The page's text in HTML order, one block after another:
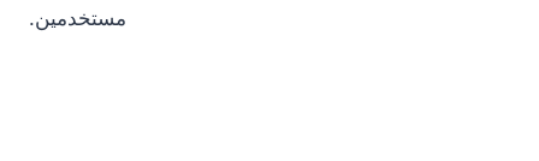
مستخدمين.